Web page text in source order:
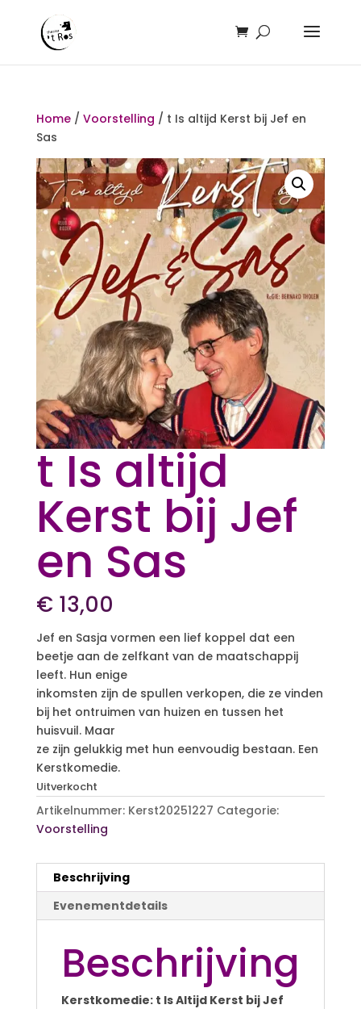
Home/ Voorstelling / t Is altijd Kerst bij Jef en
Sas
t Is altijd
Kerst bij Jef
en Sas
€13,00
Jef en Sasja vormen een lief koppel dat een
beetje aan de zelfkant van de maatschappij
leeft. Hun enige
inkomsten zijn de spullen verkopen, die ze vinden
bij het ontruimen van huizen en tussen het
huisvuil. Maar
ze zijn gelukkig met hun eenvoudig bestaan. Een
Kerstkomedie.
Uitverkocht
Artikelnummer: Kerst20251227 Categorie:
Voorstelling
Beschrijving
Evenementdetails
Beschrijving
Kerstkomedie: t Is Altijd Kerst bij Jef